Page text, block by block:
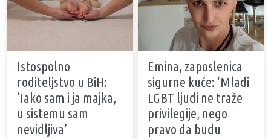
Istospolno
roditeljstvo u BiH:
‘Iako sam i ja majka,
u sistemu sam
nevidljiva’
Emina, zaposlenica
sigurne kuće: ‘Mladi
LGBT ljudi ne traže
privilegije, nego
pravo da budu